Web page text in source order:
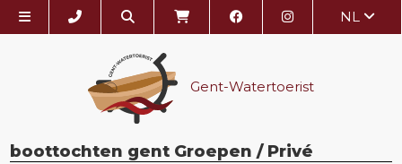
NL
Gent-Watertoerist
boottochten gent Groepen / Privé